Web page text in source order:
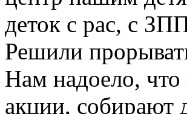
деток с рас, с
Решили
Нам надоело, что
акции, собирают